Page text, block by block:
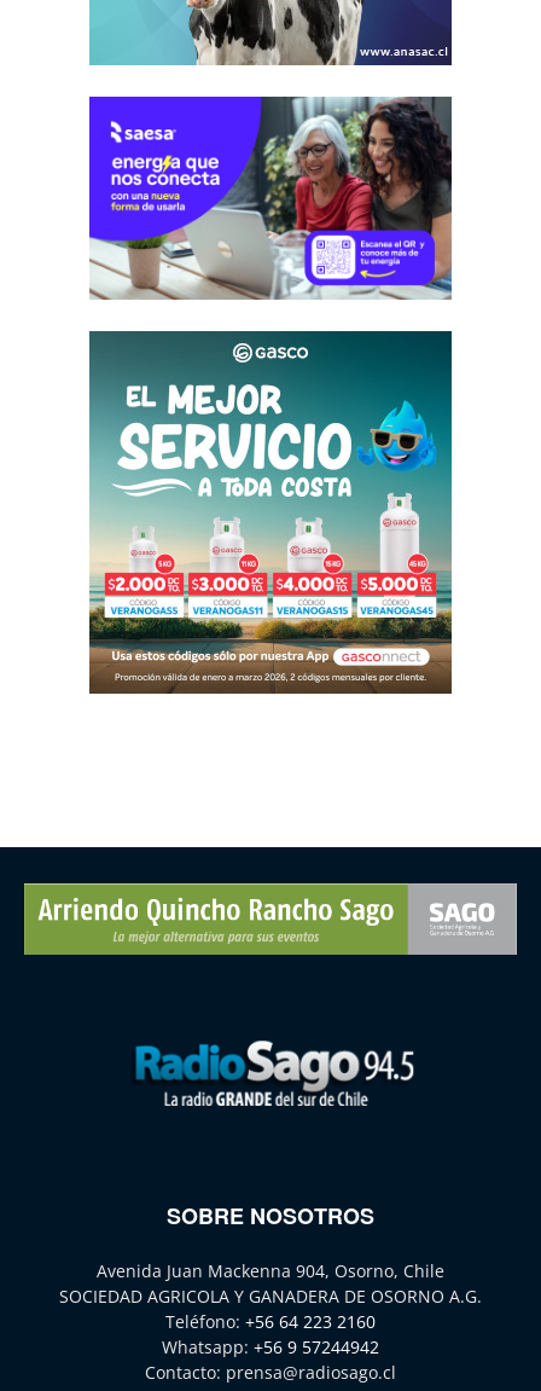
SOBRE NOSOTROS
Avenida Juan Mackenna 904, Osorno, Chile
SOCIEDAD AGRICOLA Y GANADERA DE OSORNO A.G.
Teléfono: +56 64 223 2160
Whatsapp: +56 9 57244942
Contacto: prensa@radiosago.cl